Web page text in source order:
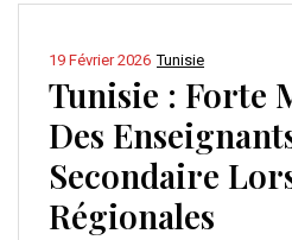
Tunisie
19 Février 2026
Tunisie : Forte
Des
Secondaire
Régionales